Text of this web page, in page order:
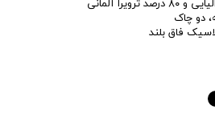
دو چاک